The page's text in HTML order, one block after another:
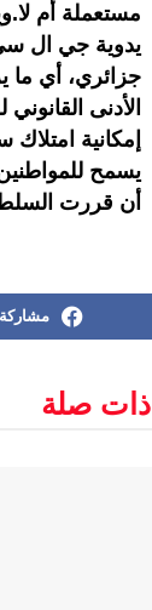
مستعملة أم
إمكانية
يسمح
أن قررت السلطات منع ذلك
مشاركة
ذات صلة